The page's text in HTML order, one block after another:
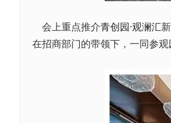
会上重点推介青创园·观澜汇
在招商部门的带领下，一同参